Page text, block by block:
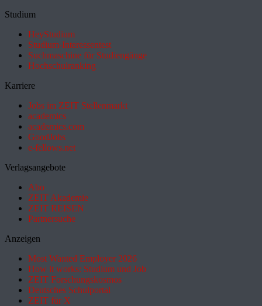
Studium
HeyStudium
Studium-Interessentest
Suchmaschine für Studiengänge
Hochschulranking
Karriere
Jobs im ZEIT Stellenmarkt
academics
academics.com
GoodJobs
e-fellows.net
Verlagsangebote
Abo
ZEIT Akademie
ZEIT REISEN
Partnersuche
Anzeigen
Most Wanted Employer 2026
How it works: Studium und Job
ZEIT Forschungskosmos
Deutsches Schulportal
ZEIT für X